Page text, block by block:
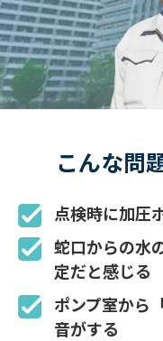
こんな問
点検時に加圧
蛇口からの水
定だと感じる
ポンプ室から
音がする